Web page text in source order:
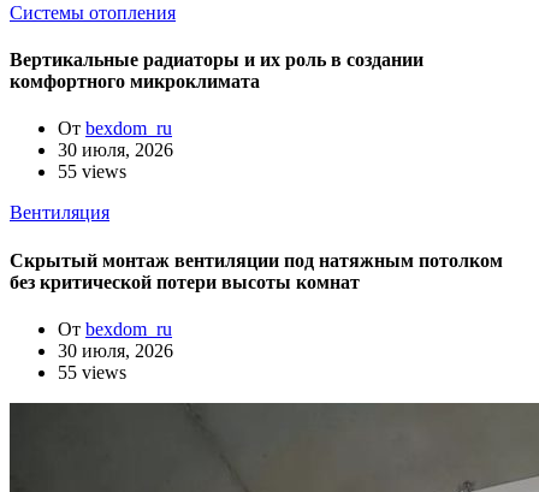
Системы отопления
Вертикальные радиаторы и их роль в создании
комфортного микроклимата
От bexdom_ru
30 июля, 2026
55 views
Вентиляция
Скрытый монтаж вентиляции под натяжным потолком
без критической потери высоты комнат
От bexdom_ru
30 июля, 2026
55 views